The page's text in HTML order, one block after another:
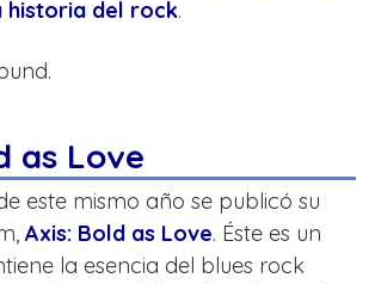
historia del rock.
as Love
este mismo año se publicó su
Axis: Bold as Love. Éste es un
la esencia del blues rock